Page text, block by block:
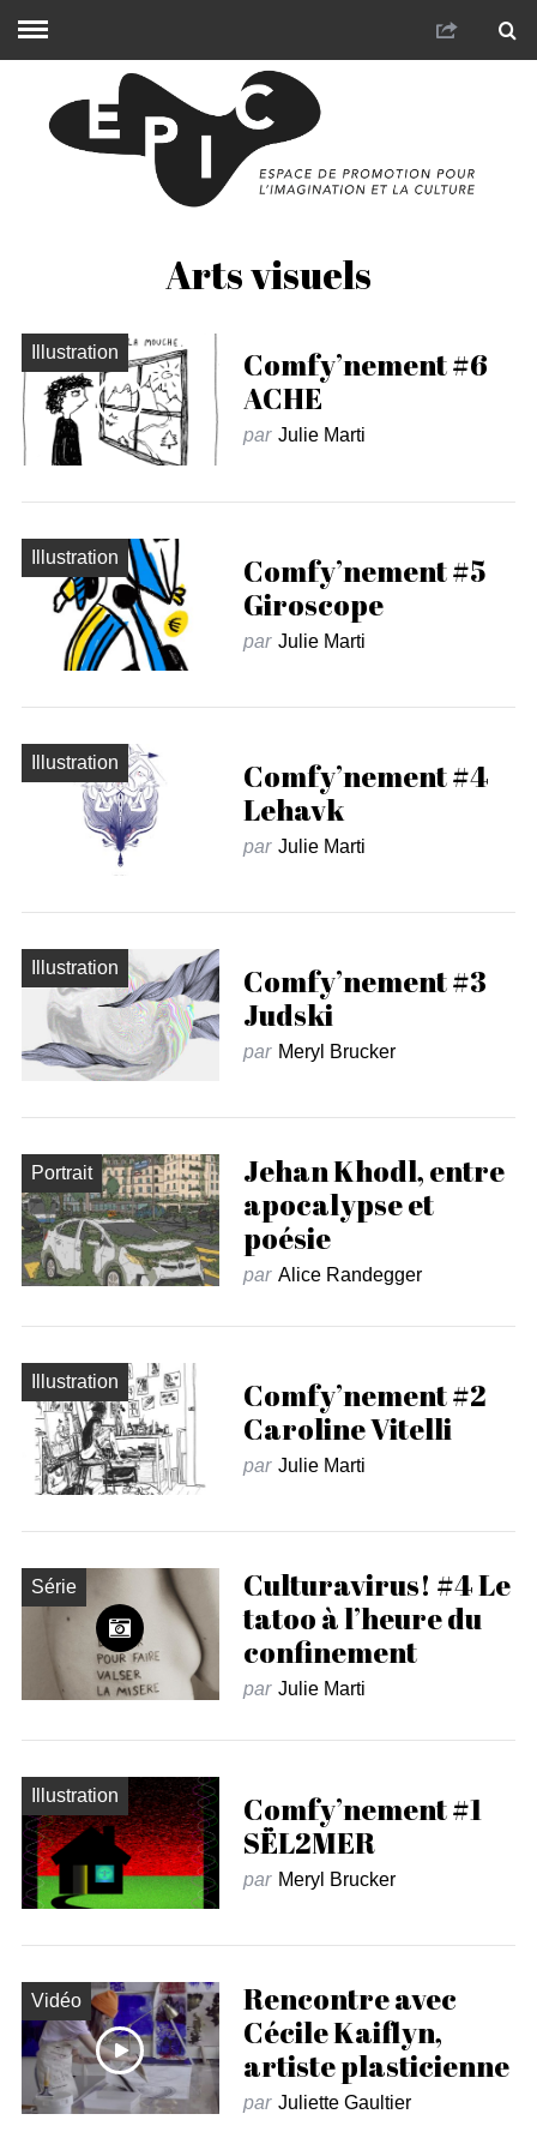
Arts visuels
Illustration
Comfy’nement #6
ACHE
par Julie Marti
Illustration
Comfy’nement #5
Giroscope
par Julie Marti
Illustration
Comfy’nement #4
Lehavk
par Julie Marti
Illustration
Comfy’nement #3
Judski
par Meryl Brucker
Portrait
Jehan Khodl, entre
apocalypse et
poésie
par Alice Randegger
Illustration
Comfy’nement #2
Caroline Vitelli
par Julie Marti
Série
Culturavirus! #4 Le
tatoo à l’heure du
confinement
par Julie Marti
Illustration
Comfy’nement #1
SËL2MER
par Meryl Brucker
Vidéo
Rencontre avec
Cécile Kaiflyn,
artiste plasticienne
par Juliette Gaultier